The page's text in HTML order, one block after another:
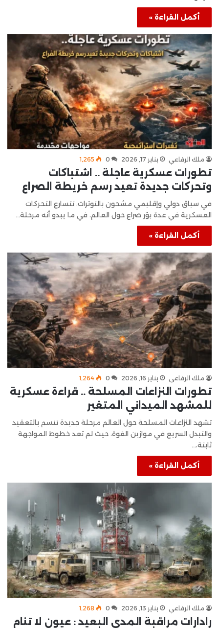
أكمل القراءة »
ملك الرفاعي يناير 17, 2026 0 1٬265
تطورات عسكرية عاجلة .. اشتباكات
وتحركات جديدة تعيد رسم خريطة الصراع
في سياق دولي وإقليمي مشحون بالتوترات، تتسارع التحركات
العسكرية في عدة بؤر صراع حول العالم، في ما يبدو أنه مرحلة…
أكمل القراءة »
ملك الرفاعي يناير 16, 2026 0 1٬264
تطورات النزاعات المسلحة .. قراءة عسكرية
للمشهد الميداني المتغير
تشهد النزاعات المسلحة حول العالم مرحلة جديدة تتسم بالتعقيد
والتبدل السريع في موازين القوة، حيث لم تعد خطوط المواجهة
ثابتة،…
أكمل القراءة »
ملك الرفاعي يناير 13, 2026 0 1٬268
رادارات مراقبة المدى البعيد : عيون لا تنام